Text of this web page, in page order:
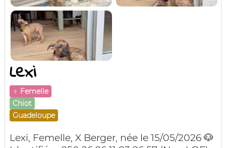
Lexi
♀️ Femelle
Chiot
Guadeloupe
Lexi, Femelle, X Berger, née le 15/05/2026 🐶